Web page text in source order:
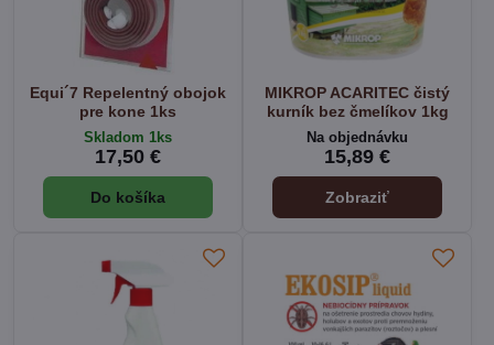
Equi´7 Repelentný obojok
pre kone 1ks
Skladom 1ks
17,50 €
Do košíka
MIKROP ACARITEC čistý
kurník bez čmelíkov 1kg
Na objednávku
15,89 €
Zobraziť